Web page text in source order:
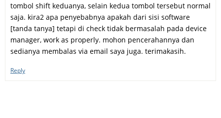
tombol shift keduanya, selain kedua tombol tersebut normal
saja. kira2 apa penyebabnya apakah dari sisi software
[tanda tanya] tetapi di check tidak bermasalah pada device
manager, work as properly. mohon pencerahannya dan
sedianya membalas via email saya juga. terimakasih.
Reply